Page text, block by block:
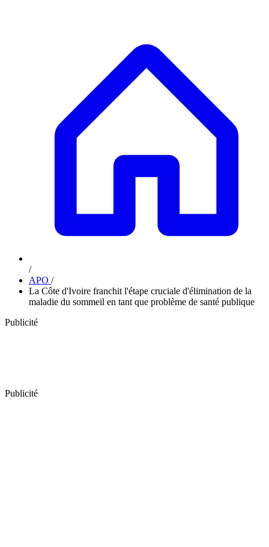
/
APO /
La Côte d'Ivoire franchit l'étape cruciale d'élimination de la
maladie du sommeil en tant que problème de santé publique
Publicité
Publicité